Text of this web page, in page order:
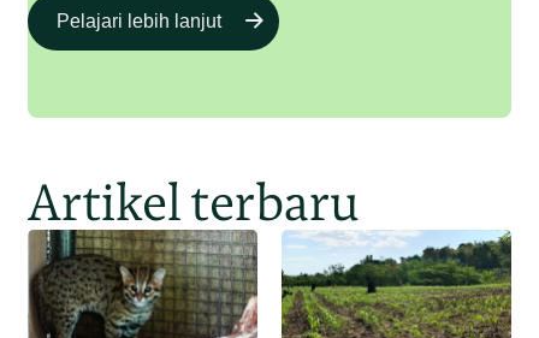
Pelajari lebih lanjut
Artikel terbaru